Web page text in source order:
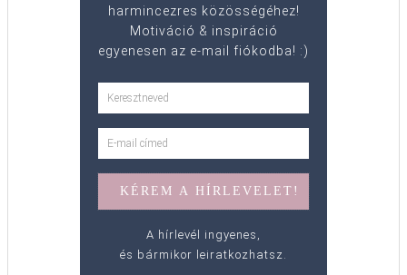
harmincezres közösségéhez!
Motiváció & inspiráció
egyenesen az e-mail fiókodba! :)
A hírlevél ingyenes,
és bármikor leiratkozhatsz.